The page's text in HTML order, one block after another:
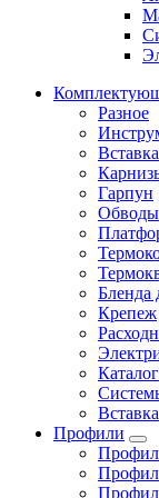
Разное
Гарпун
Обводы
Бленда
Крепеж
Профили